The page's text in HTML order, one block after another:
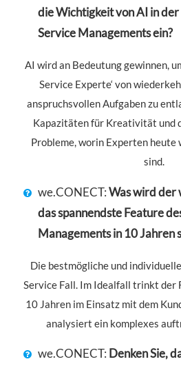
die Wichtigkeit von AI in
Service Managements ein?
AI wird an Bedeutung gewinnen,
Service Experte‘ von
anspruchsvollen Aufgaben zu
Kapazitäten für Kreativität und
Probleme, worin Experten heute
sind.
we.CONECT:Was wird der
das spannendste Feature
Managements in 10 Jahren
Die bestmögliche und
Service Fall. Im Idealfall trinkt der
10 Jahren im Einsatz mit dem
analysiert ein komplexes
we.CONECT: Denken Sie,